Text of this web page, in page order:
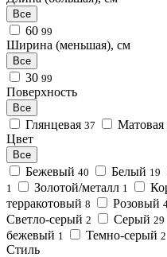
Все
60 99
Ширина (меньшая), см
Все
30 99
Поверхность
Все
Глянцевая 37 Матовая
Цвет
Все
Бежевый 40 Белый 19
1 Золотой/металл 1
терракотовый 8 Розовый
Светло-серый 2 Серый 29
бежевый 1 Темно-серый 2
Стиль